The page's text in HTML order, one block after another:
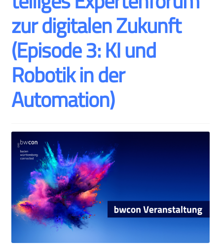
zur digitalen Zukunft
(Episode 3: KI und
Robotik in der
Automation)